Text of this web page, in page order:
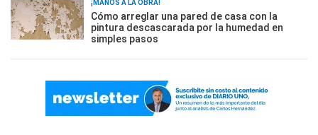
¡MANOS A LA OBRA!
Cómo arreglar una pared de casa con la
pintura descascarada por la humedad en
simples pasos